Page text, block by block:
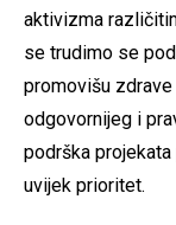
aktivizma
se trudimo se
promovišu
odgovornijeg i
podrška
uvijek prioritet.